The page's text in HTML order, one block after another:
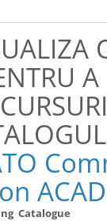
A
Catalogue